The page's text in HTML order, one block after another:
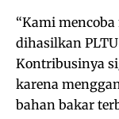
‎“Kami
dihasilkan
Kontribusinya
karena
bahan bakar